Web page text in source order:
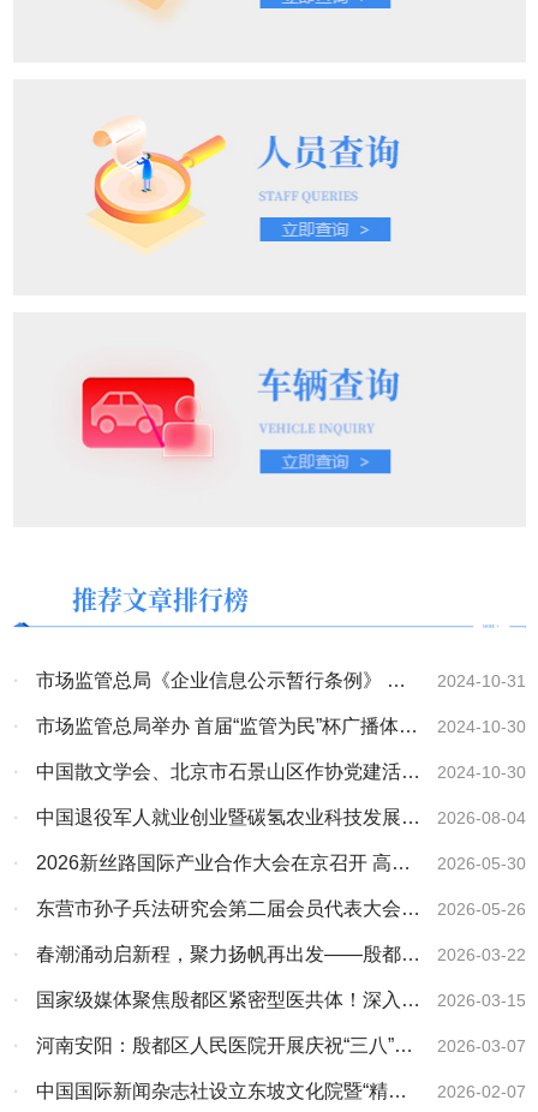
推荐文章排行榜
·
市场监管总局《企业信息公示暂行条例》 实
施十周年暨信用监管成就介绍 专题新闻发布会
2024-10-31
·
市场监管总局举办 首届“监管为民”杯广播体操
比赛
2024-10-30
·
中国散文学会、北京市石景山区作协党建活动
《志愿军･存亡之战》观影座谈圆满结束
2024-10-30
·
中国退役军人就业创业暨碳氢农业科技发展大
会在南宁举行
2026-08-04
·
2026新丝路国际产业合作大会在京召开 高光
林院士携碳氢核肥与多国外交官共商共赢
2026-05-30
·
东营市孙子兵法研究会第二届会员代表大会暨
换届大会顺利召开
2026-05-26
·
春潮涌动启新程，聚力扬帆再出发——殷都区
人民医院工会委员会第四届第一次代表大会圆满
2026-03-22
·
国家级媒体聚焦殷都区紧密型医共体！深入调
研医保支付改革与三医协同发展成效
2026-03-15
·
河南安阳：殷都区人民医院开展庆祝“三八”国
际妇女节系列活动
2026-03-07
·
中国国际新闻杂志社设立东坡文化院暨“精忠
2026-02-07